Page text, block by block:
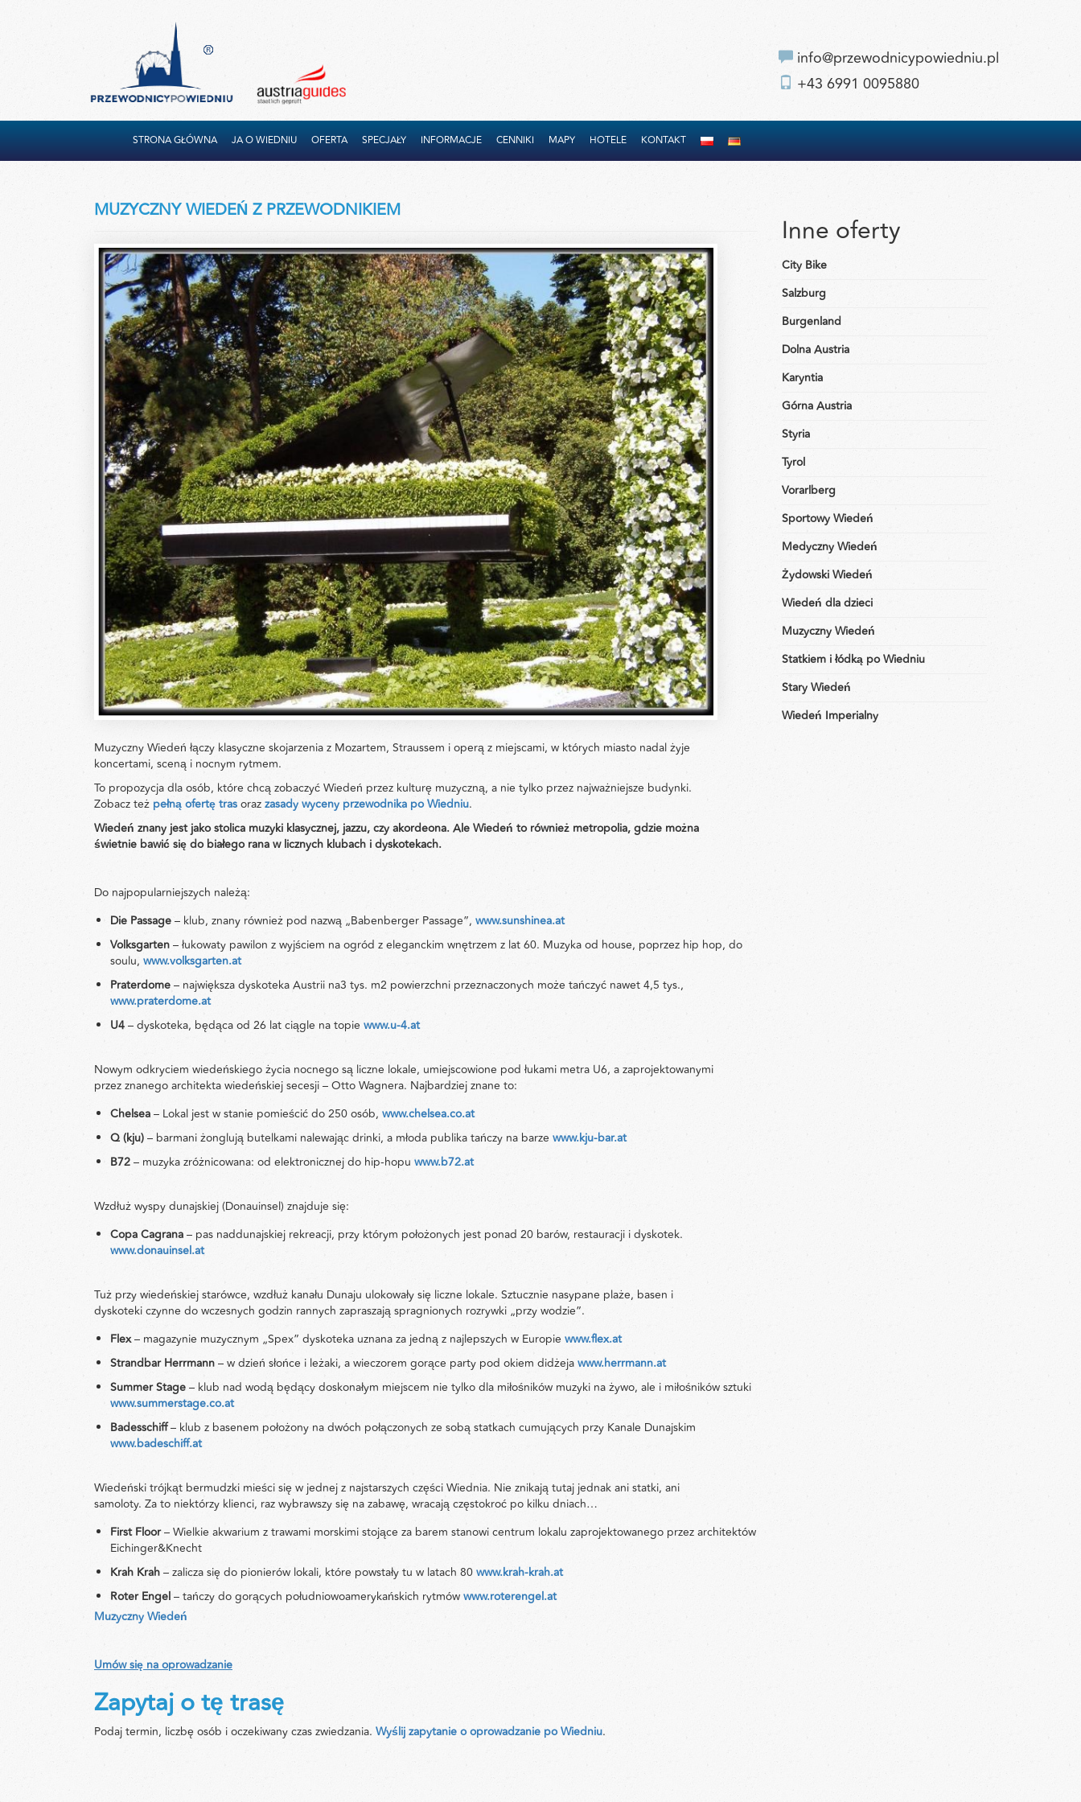
info@przewodnicypowiedniu.pl
+43 6991 0095880
STRONA GŁÓWNA JA O WIEDNIU OFERTA SPECJAŁY INFORMACJE CENNIKI MAPY HOTELE KONTAKT
MUZYCZNY WIEDEŃ Z PRZEWODNIKIEM
Muzyczny Wiedeń łączy klasyczne skojarzenia z Mozartem, Straussem i operą z miejscami, w których miasto nadal żyje
koncertami, sceną i nocnym rytmem.
To propozycja dla osób, które chcą zobaczyć Wiedeń przez kulturę muzyczną, a nie tylko przez najważniejsze budynki.
Zobacz też pełną ofertę trasorazzasady wyceny przewodnika po Wiedniu.
Wiedeń znany jest jako stolica muzyki klasycznej, jazzu, czy akordeona. Ale Wiedeń to również metropolia, gdzie można
świetnie bawić się do białego rana w licznych klubach i dyskotekach.
Do najpopularniejszych należą:
Die Passage– klub, znany również pod nazwą „Babenberger Passage”, www.sunshinea.at
Volksgarten– łukowaty pawilon z wyjściem na ogród z eleganckim wnętrzem z lat 60. Muzyka od house, poprzez hip hop, do
soulu, www.volksgarten.at
Praterdome– największa dyskoteka Austrii na3 tys. m2 powierzchni przeznaczonych może tańczyć nawet 4,5 tys.,
www.praterdome.at
U4– dyskoteka, będąca od 26 lat ciągle na topie www.u-4.at
Nowym odkryciem wiedeńskiego życia nocnego są liczne lokale, umiejscowione pod łukami metra U6, a zaprojektowanymi
przez znanego architekta wiedeńskiej secesji – Otto Wagnera. Najbardziej znane to:
Chelsea– Lokal jest w stanie pomieścić do 250 osób, www.chelsea.co.at
Q (kju)– barmani żonglują butelkami nalewając drinki, a młoda publika tańczy na barze www.kju-bar.at
B72– muzyka zróżnicowana: od elektronicznej do hip-hopu www.b72.at
Wzdłuż wyspy dunajskiej (Donauinsel) znajduje się:
Copa Cagrana– pas naddunajskiej rekreacji, przy którym położonych jest ponad 20 barów, restauracji i dyskotek.
www.donauinsel.at
Tuż przy wiedeńskiej starówce, wzdłuż kanału Dunaju ulokowały się liczne lokale. Sztucznie nasypane plaże, basen i
dyskoteki czynne do wczesnych godzin rannych zapraszają spragnionych rozrywki „przy wodzie”.
Flex– magazynie muzycznym „Spex” dyskoteka uznana za jedną z najlepszych w Europie www.flex.at
Strandbar Herrmann– w dzień słońce i leżaki, a wieczorem gorące party pod okiem didżejawww.herrmann.at
Summer Stage– klub nad wodą będący doskonałym miejscem nie tylko dla miłośników muzyki na żywo, ale i miłośników sztuki
www.summerstage.co.at
Badesschiff– klub z basenem położony na dwóch połączonych ze sobą statkach cumujących przy Kanale Dunajskim
www.badeschiff.at
Wiedeński trójkąt bermudzki mieści się w jednej z najstarszych części Wiednia. Nie znikają tutaj jednak ani statki, ani
samoloty. Za to niektórzy klienci, raz wybrawszy się na zabawę, wracają częstokroć po kilku dniach…
First Floor– Wielkie akwarium z trawami morskimi stojące za barem stanowi centrum lokalu zaprojektowanego przez architektów
Eichinger&Knecht
Krah Krah– zalicza się do pionierów lokali, które powstały tu w latach 80www.krah-krah.at
Roter Engel– tańczy do gorących południowoamerykańskich rytmówwww.roterengel.at
Muzyczny Wiedeń
Umów się na oprowadzanie
Zapytaj o tę trasę
Podaj termin, liczbę osób i oczekiwany czas zwiedzania. Wyślij zapytanie o oprowadzanie po Wiedniu.
Inne oferty
City Bike
Salzburg
Burgenland
Dolna Austria
Karyntia
Górna Austria
Styria
Tyrol
Vorarlberg
Sportowy Wiedeń
Medyczny Wiedeń
Żydowski Wiedeń
Wiedeń dla dzieci
Muzyczny Wiedeń
Statkiem i łódką po Wiedniu
Stary Wiedeń
Wiedeń Imperialny